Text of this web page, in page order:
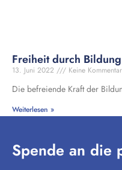
Freiheit durch Bildung
13. Juni 2022 Keine
Die befreiende Kraft der
Weiterlesen »
Spende an die